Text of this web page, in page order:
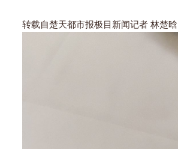
转载自楚天都市报极目新闻记者 林楚晗